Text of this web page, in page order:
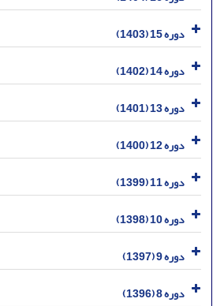
دوره 15 (1403)
دوره 14 (1402)
دوره 13 (1401)
دوره 12 (1400)
دوره 11 (1399)
دوره 10 (1398)
دوره 9 (1397)
دوره 8 (1396)